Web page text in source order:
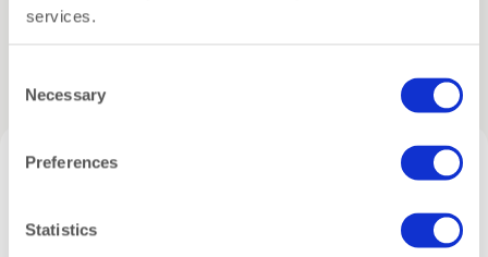
services.
Selection
Necessary
Preferences
Statistics